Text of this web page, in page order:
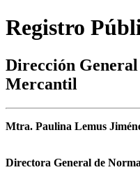
Registro
Dirección
Mercantil
Mtra. Paulina Lemus
Directora General de